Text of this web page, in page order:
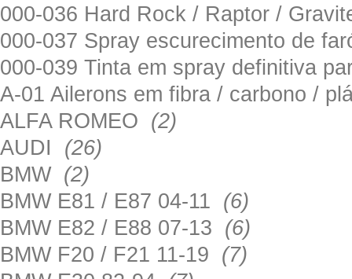
000-036 Hard Rock / Raptor /
000-037 Spray escurecimento de
000-039 Tinta em spray definitiva
A-01 Ailerons em fibra / carbono /
ALFA ROMEO (2)
AUDI (26)
BMW (2)
BMW E81 / E87 04-11 (6)
BMW E82 / E88 07-13 (6)
BMW F20 / F21 11-19 (7)